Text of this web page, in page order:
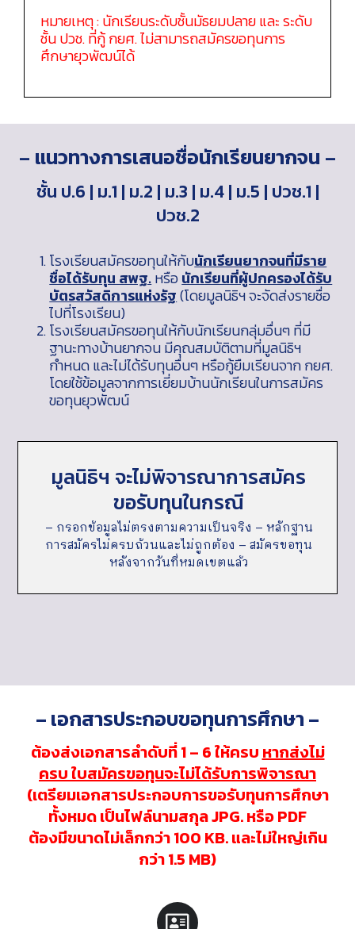
หมายเหตุ : นักเรียนระดับชั้นมัธยมปลาย และ ระดับ
ชั้น ปวช. ที่กู้ กยศ. ไม่สามารถสมัครขอทุนการ
ศึกษายุวพัฒน์ได้
– แนวทางการเสนอชื่อนักเรียนยากจน –
ชั้น ป.6 | ม.1 | ม.2 | ม.3 | ม.4 | ม.5 | ปวช.1 |
ปวช.2
โรงเรียนสมัครขอทุนให้กับนักเรียนยากจนที่มีราย
ชื่อได้รับทุน สพฐ.หรือ นักเรียนที่ผู้ปกครองได้รับ
บัตรสวัสดิการแห่งรัฐ(โดยมูลนิธิฯ จะจัดส่งรายชื่อ
ไปที่โรงเรียน)
โรงเรียนสมัครขอทุนให้กับนักเรียนกลุ่มอื่นๆ ที่มี
ฐานะทางบ้านยากจน มีคุณสมบัติตามที่มูลนิธิฯ
กำหนด และไม่ได้รับทุนอื่นๆ หรือกู้ยืมเรียนจาก กยศ.
โดยใช้ข้อมูลจากการเยี่ยมบ้านนักเรียนในการสมัคร
ขอทุนยุวพัฒน์
มูลนิธิฯ จะไม่พิจารณาการสมัคร
ขอรับทุนในกรณี
– กรอกข้อมูลไม่ตรงตามความเป็นจริง – หลักฐาน
การสมัครไม่ครบถ้วนและไม่ถูกต้อง – สมัครขอทุน
หลังจากวันที่หมดเขตแล้ว
– เอกสารประกอบขอทุนการศึกษา –
ต้องส่งเอกสารลำดับที่ 1 – 6 ให้ครบ หากส่งไม่
ครบ ใบสมัครขอทุนจะไม่ได้รับการพิจารณา
(เตรียมเอกสารประกอบการขอรับทุนการศึกษา
ทั้งหมด เป็นไฟล์นามสกุล JPG. หรือ PDF
ต้องมีขนาดไม่เล็กกว่า 100 KB. และไม่ใหญ่เกิน
กว่า 1.5 MB)